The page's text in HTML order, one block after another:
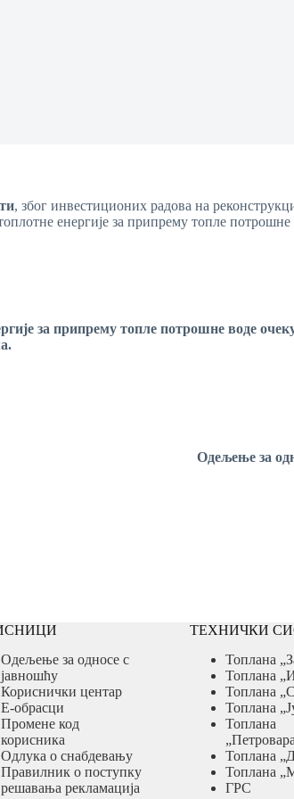
, због инвестиционих радова на
енергије за припрему топле потрошне
за припрему топле потрошне воде
за
Одељење за односе с
јавношћу
Кориснички центар
Е-обрасци
Промене код
корисника
Одлука о снабдевању
Правилник о поступку
решавања рекламација
ТЕХНИЧКИ
Топлана
Топлана
Топлана
Топлана
Топлана
Топлана
Топлана
ГРС